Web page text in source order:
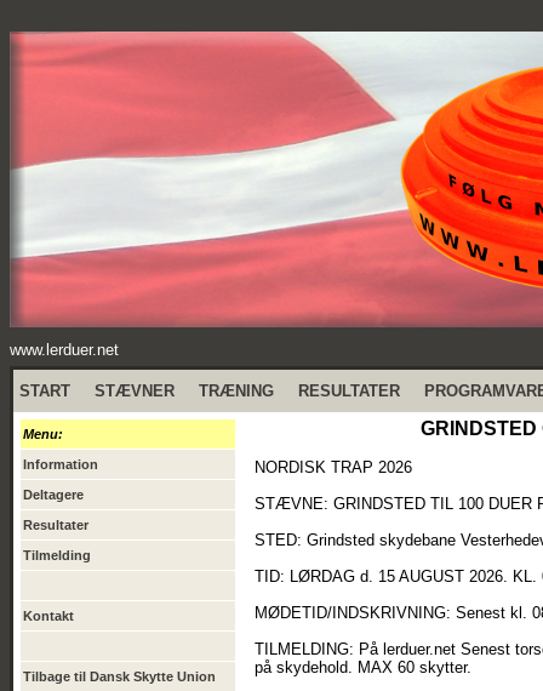
www.lerduer.net
START STÆVNER TRÆNING RESULTATER
Menu:
Information
Deltagere
Resultater
Tilmelding
Kontakt
Tilbage til Dansk Skytte Union
NORDISK TRAP 2026
STÆVNE: GRINDSTED TIL 100 DUER
STED: Grindsted skydebane
TID: LØRDAG d. 15 AUGUST 2026. KL.
MØDETID/INDSKRIVNING: Senest kl.
TILMELDING: På lerduer.net Senest
på skydehold. MAX 60 skytter.